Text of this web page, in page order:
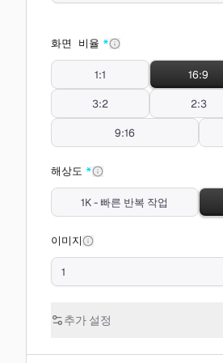
화면 비율 *
1:1 16:9
3:2 2:3
9:16
해상도 *
1K - 빠른 반복 작업
이미지
1
추가 설정